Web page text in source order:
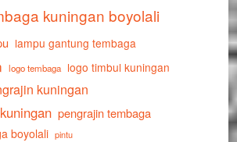
kuningan boyolali
lampu gantung tembaga
logo tembaga logo timbul kuningan
kuningan
pengrajin tembaga
boyolali pintu